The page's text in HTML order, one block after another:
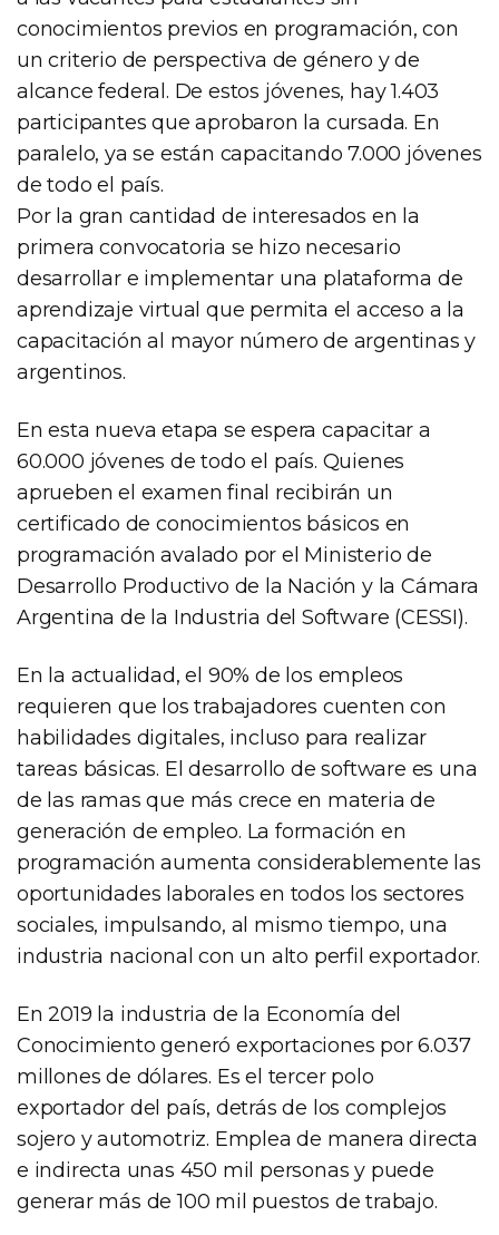
conocimientos previos en programación, con
un criterio de perspectiva de género y de
alcance federal. De estos jóvenes, hay 1.403
participantes que aprobaron la cursada. En
paralelo, ya se están capacitando 7.000 jóvenes
de todo el país.
Por la gran cantidad de interesados en la
primera convocatoria se hizo necesario
desarrollar e implementar una plataforma de
aprendizaje virtual que permita el acceso a la
capacitación al mayor número de argentinas y
argentinos.
En esta nueva etapa se espera capacitar a
60.000 jóvenes de todo el país. Quienes
aprueben el examen final recibirán un
certificado de conocimientos básicos en
programación avalado por el Ministerio de
Desarrollo Productivo de la Nación y la Cámara
Argentina de la Industria del Software (CESSI).
En la actualidad, el 90% de los empleos
requieren que los trabajadores cuenten con
habilidades digitales, incluso para realizar
tareas básicas. El desarrollo de software es una
de las ramas que más crece en materia de
generación de empleo. La formación en
programación aumenta considerablemente las
oportunidades laborales en todos los sectores
sociales, impulsando, al mismo tiempo, una
industria nacional con un alto perfil exportador.
En 2019 la industria de la Economía del
Conocimiento generó exportaciones por 6.037
millones de dólares. Es el tercer polo
exportador del país, detrás de los complejos
sojero y automotriz. Emplea de manera directa
e indirecta unas 450 mil personas y puede
generar más de 100 mil puestos de trabajo.